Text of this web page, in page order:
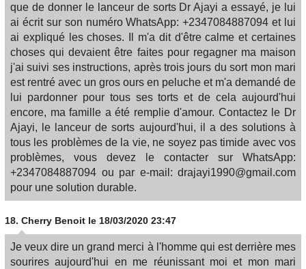
que de donner le lanceur de sorts Dr Ajayi a essayé, je lui
ai écrit sur son numéro WhatsApp: +2347084887094 et lui
ai expliqué les choses. Il m'a dit d'être calme et certaines
choses qui devaient être faites pour regagner ma maison
j'ai suivi ses instructions, après trois jours du sort mon mari
est rentré avec un gros ours en peluche et m'a demandé de
lui pardonner pour tous ses torts et de cela aujourd'hui
encore, ma famille a été remplie d'amour. Contactez le Dr
Ajayi, le lanceur de sorts aujourd'hui, il a des solutions à
tous les problèmes de la vie, ne soyez pas timide avec vos
problèmes, vous devez le contacter sur WhatsApp:
+2347084887094 ou par e-mail: drajayi1990@gmail.com
pour une solution durable.
18. Cherry Benoit le 18/03/2020 23:47
Je veux dire un grand merci à l'homme qui est derrière mes
sourires aujourd'hui en me réunissant moi et mon mari